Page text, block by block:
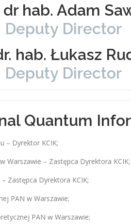
hab. Adam
Deputy Director
hab. Łukasz
Deputy Director
Quantum
– Dyrektor KCIK;
Warszawie – Zastępca Dyrektora KCIK;
Zastępca Dyrektora KCIK;
PAN w Warszawie;
PAN w Warszawie;